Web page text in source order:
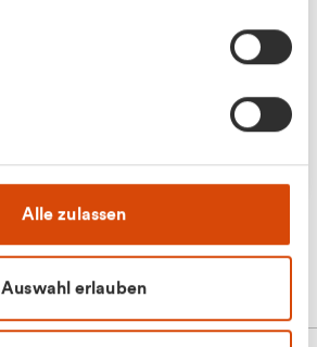
Alle zulassen
Auswahl erlauben